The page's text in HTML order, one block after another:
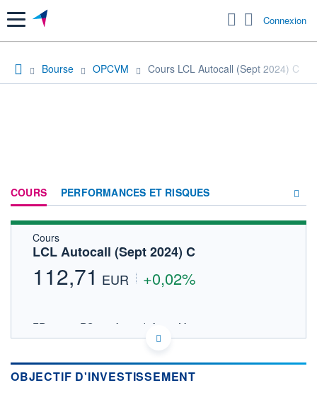
Menu Connexion
Bourse OPCVM Cours LCL Autocall (Sept 2024) C
COURS PERFORMANCES ET RISQUES
FORUM
Cours
LCL Autocall (Sept 2024) C
112,71 EUR +0,02%
FR001400RS03 - Amundi Asset Management
OPCVM DERNIER COURS CONNU AU 05/08/2026
OBJECTIF D'INVESTISSEMENT